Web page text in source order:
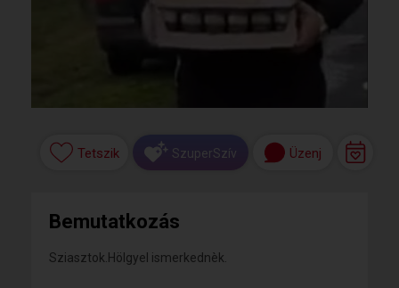
Tetszik SzuperSzív Üzenj
Bemutatkozás
Sziasztok.Hölgyel ismerkednèk.